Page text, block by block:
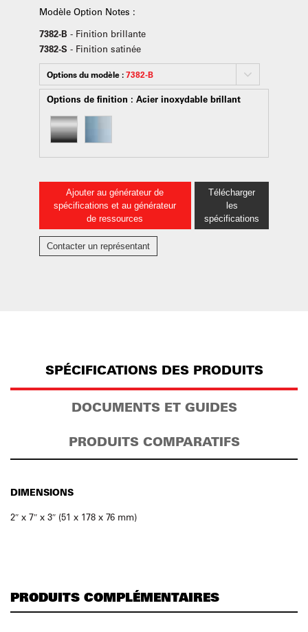
Modèle Option Notes :
7382-B - Finition brillante
7382-S - Finition satinée
Options du modèle :7382-B
Options de finition : Acier inoxydable brillant
Ajouter au générateur de
spécifications et au générateur
de ressources
Télécharger
les
spécifications
Contacter un représentant
SPÉCIFICATIONS DES PRODUITS
DOCUMENTS ET GUIDES
PRODUITS COMPARATIFS
DIMENSIONS
2″ x 7″ x 3″ (51 x 178 x 76 mm)
PRODUITS COMPLÉMENTAIRES